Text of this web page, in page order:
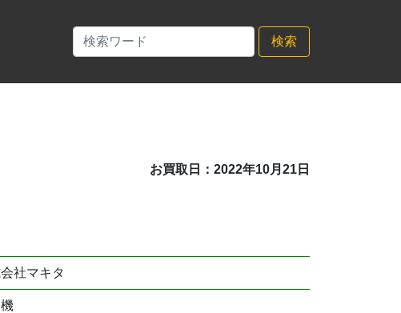
検索
お買取日：2022年10月21日
社マキタ